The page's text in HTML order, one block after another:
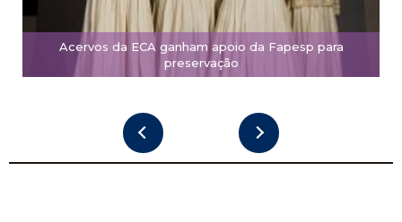
Acervos da ECA ganham apoio da Fapesp para
preservação